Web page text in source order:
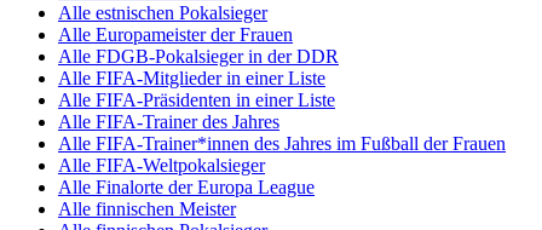
Alle estnischen Pokalsieger
Alle Europameister der Frauen
Alle FDGB-Pokalsieger in der DDR
Alle FIFA-Mitglieder in einer Liste
Alle FIFA-Präsidenten in einer Liste
Alle FIFA-Trainer des Jahres
Alle FIFA-Trainer*innen des Jahres im Fußball der Frauen
Alle FIFA-Weltpokalsieger
Alle Finalorte der Europa League
Alle finnischen Meister